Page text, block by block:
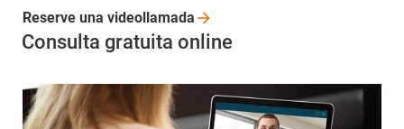
Consulta gratuita online
Reserve una videollamada